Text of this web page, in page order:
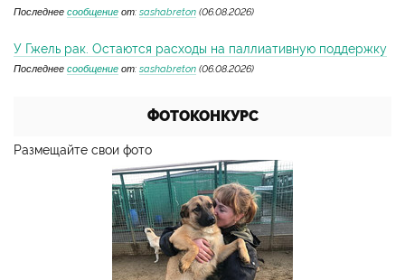
Последнее сообщение от: sashabreton (06.08.2026)
У Гжель рак. Остаются расходы на паллиативную поддержку
Последнее сообщение от: sashabreton (06.08.2026)
ФОТОКОНКУРС
Размещайте свои фото